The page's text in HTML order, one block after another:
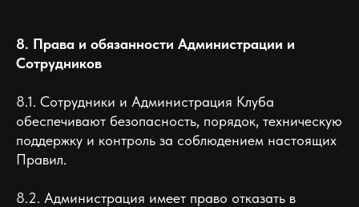
8. Права и обязанности Администрации и
Сотрудников
8.1. Сотрудники и Администрация Клуба
обеспечивают безопасность, порядок, техническую
поддержку и контроль за соблюдением настоящих
Правил.
8.2. Администрация имеет право отказать в